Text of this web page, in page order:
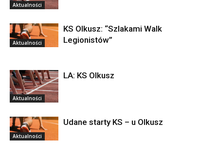
Aktualności
Aktualności
KS Olkusz: “Szlakami Walk
Legionistów”
Aktualności
LA: KS Olkusz
Aktualności
Udane starty KS – u Olkusz